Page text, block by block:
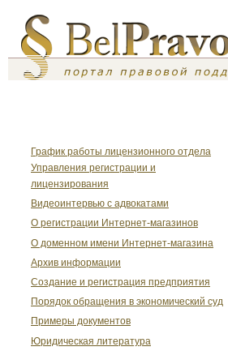
График работы лицензионного отдела
Управления регистрации и
лицензирования
Видеоинтервью с адвокатами
О регистрации Интернет-магазинов
О доменном имени Интернет-магазина
Архив информации
Создание и регистрация предприятия
Порядок обращения в экономический суд
Примеры документов
Юридическая литература